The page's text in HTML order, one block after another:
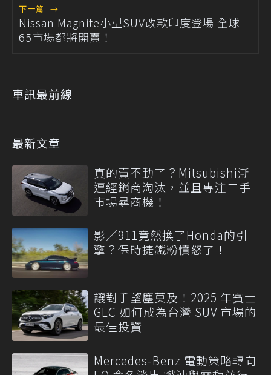
下一篇 →
Nissan Magnite小型SUV改款印度登場 全球
65市場都將開賣！
車訊最前線
最新文章
真的賣不動了？Mitsubishi漸
遭經銷商淘汰，並且專注二手
市場尋商機！
影／911竟然換了Honda的引
擎？保時捷鐵粉憤怒了！
讓對手望塵莫及！2025 年賓士
GLC 如何成為台灣 SUV 市場的
最佳投資
Mercedes-Benz 電動策略轉向